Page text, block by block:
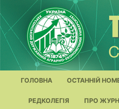
ГОЛОВНА ОСТАННІЙ
РЕДКОЛЕГІЯ ПРО